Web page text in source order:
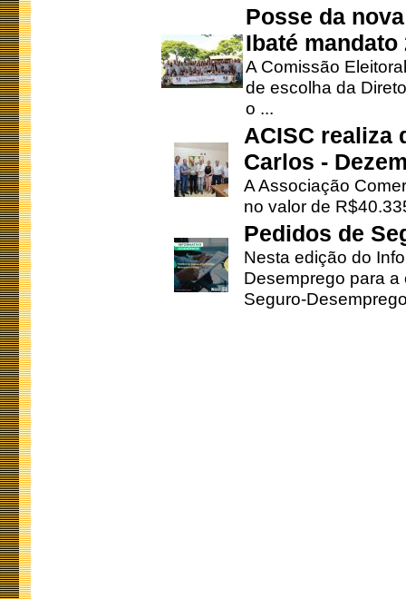
Posse da
Ibaté mandato
A Comissão
de escolha da
o ...
ACISC realiza
Carlos -
A Associação
no valor de
Pedidos de
Nesta edição do
Desemprego para
Seguro-